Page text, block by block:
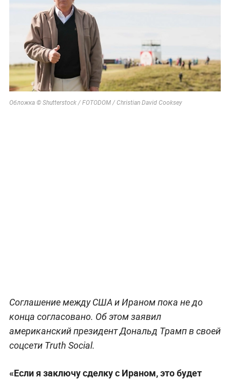
Обложка © Shutterstock / FOTODOM / Christian David Cooksey
Соглашение между США и Ираном пока не до
конца согласовано. Об этом заявил
американский президент Дональд Трамп в своей
соцсети Truth Social.
«Если я заключу сделку с Ираном, это будет